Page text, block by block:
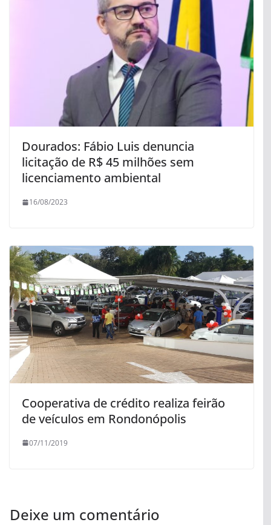
Dourados: Fábio Luis denuncia
licitação de R$ 45 milhões sem
licenciamento ambiental
16/08/2023
Cooperativa de crédito realiza feirão
de veículos em Rondonópolis
07/11/2019
Deixe um comentário